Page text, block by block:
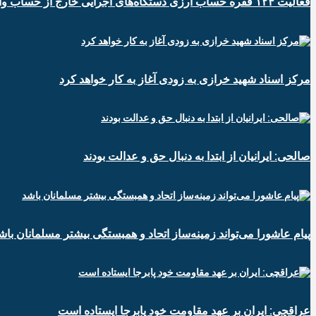
مرکز اسناد شهید خرازی به زودی آغاز به کار خواهد کرد
صالحی: ایرانیان از ابتدا به دنبال حق و عدالت بودند
پیام عاشورا می‌تواند زمینه‌ساز اتحاد و همبستگی بیشتر مسلمانان
عراقچی: ایران بر عهد مقاومت خود پابرجا ایستاده است